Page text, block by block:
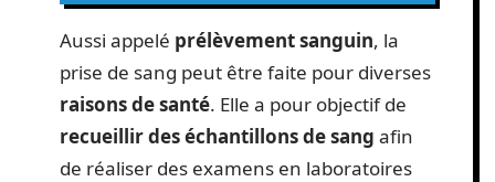
Aussi appelé prélèvement sanguin, la
prise de sang peut être faite pour diverses
raisons de santé. Elle a pour objectif de
recueillir des échantillons de sang afin
de réaliser des examens en laboratoires